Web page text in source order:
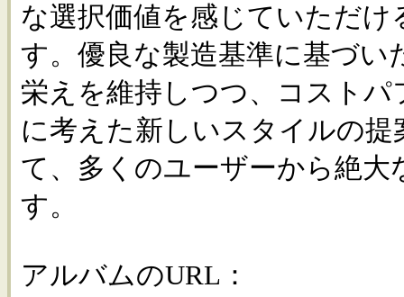
な選択価値を感じていただ
す。優良な製造基準に基づい
栄えを維持しつつ、コスト
に考えた新しいスタイルの提
て、多くのユーザーから絶大
す。
アルバムのURL：